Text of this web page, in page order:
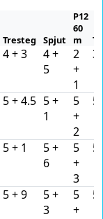
P12
Tresteg Spjut
60
m
4 + 3
4 +
5
2
+
1
3
5 + 4.5 5 +
1
5
+
2
5
5 + 1
5 +
6
5
+
3
5
5 + 9
5 +
3
5
+
5